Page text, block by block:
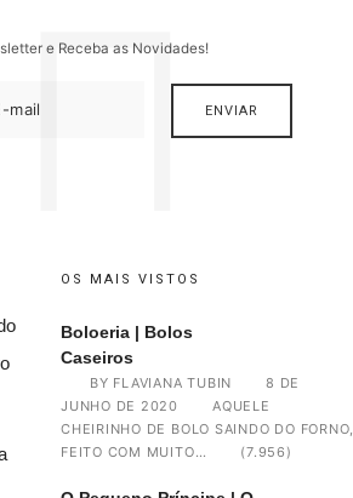
e Receba as Novidades!
OS MAIS VISTOS
Boloeria | Bolos
Caseiros
BY FLAVIANA TUBIN
8 DE
JUNHO DE 2020
AQUELE
CHEIRINHO DE BOLO SAINDO DO FORNO,
FEITO COM MUITO…
(7.956)